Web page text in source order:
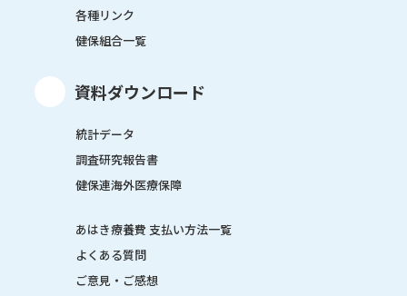
各種リンク
健保組合一覧
資料ダウンロード
統計データ
調査研究報告書
健保連海外医療保障
あはき療養費 支払い方法一覧
よくある質問
ご意見・ご感想